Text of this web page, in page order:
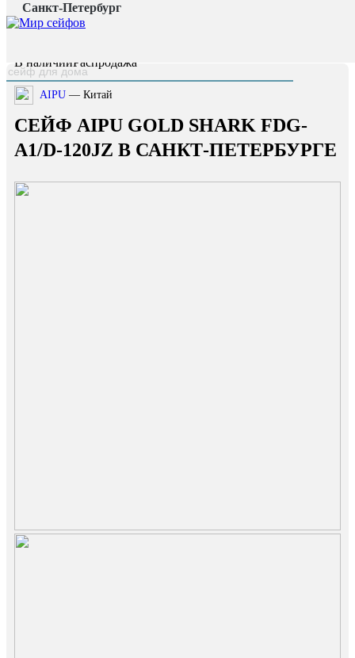
Санкт-Петербург
Главная страница /
Каталог /
В наличииРаспродажа
AIPU — Китай
СЕЙФ AIPU GOLD SHARK FDG-
A1/D-120JZ В САНКТ-ПЕТЕРБУРГЕ